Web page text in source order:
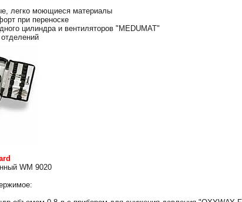
легко моющиеся материалы
при переноске
цилиндра и вентиляторов "MEDUMAT"
WM 9020